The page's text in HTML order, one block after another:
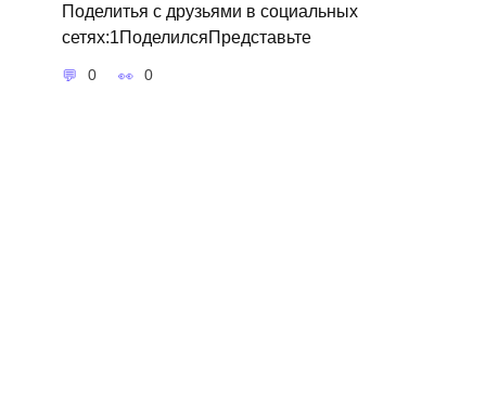
Поделитья с друзьями в социальных
сетях:1ПоделилсяПредставьте
0 0